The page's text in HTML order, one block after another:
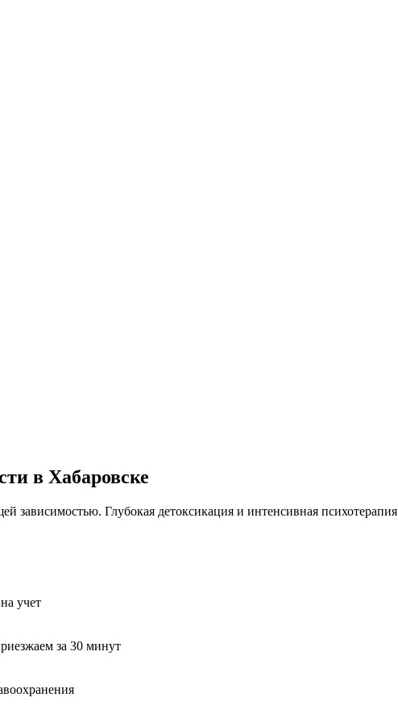
в Хабаровске
зависимостью. Глубокая детоксикация и интенсивная психотерапия
учет
за 30 минут